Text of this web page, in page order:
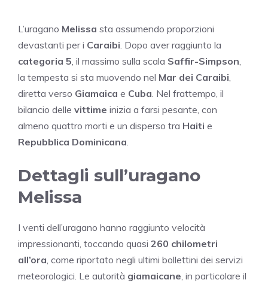
L’uragano Melissa sta assumendo proporzioni
devastanti per i Caraibi. Dopo aver raggiunto la
categoria 5, il massimo sulla scala Saffir-Simpson,
la tempesta si sta muovendo nel Mar dei Caraibi,
diretta verso Giamaica e Cuba. Nel frattempo, il
bilancio delle vittime inizia a farsi pesante, con
almeno quattro morti e un disperso tra Haiti e
Repubblica Dominicana.
Dettagli sull’uragano
Melissa
I venti dell’uragano hanno raggiunto velocità
impressionanti, toccando quasi 260 chilometri
all’ora, come riportato negli ultimi bollettini dei servizi
meteorologici. Le autorità giamaicane, in particolare il